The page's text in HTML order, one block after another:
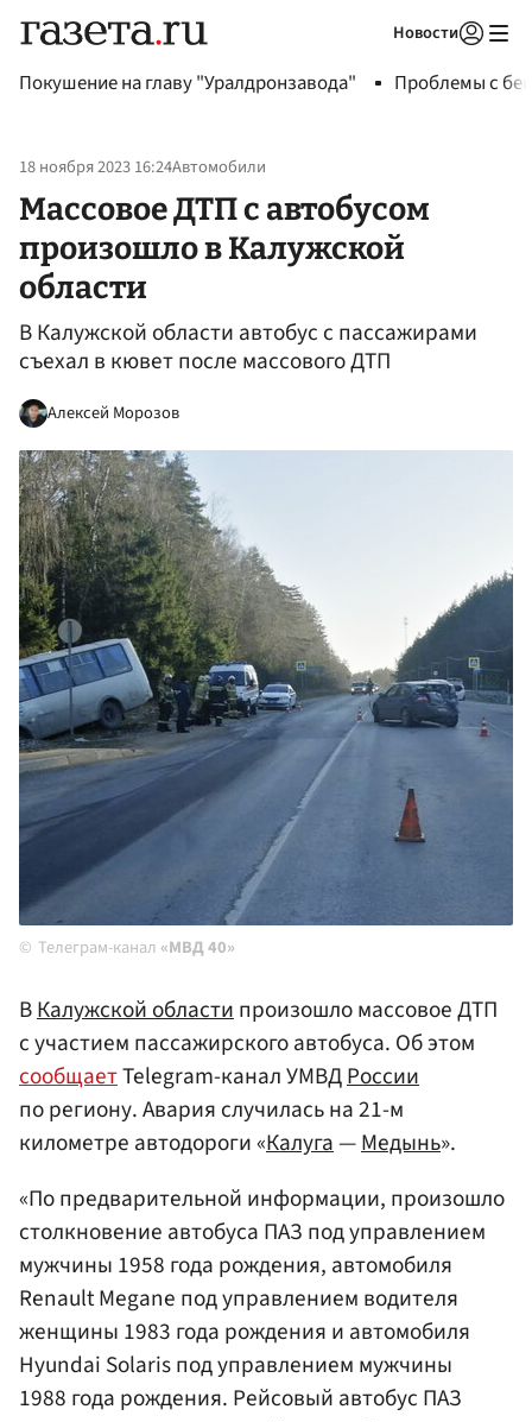
Новости
Покушение на главу "Уралдронзавода" Проблемы с
18 ноября 2023 16:24Автомобили
Массовое ДТП с автобусом
произошло в Калужской
области
В Калужской области автобус с пассажирами
съехал в кювет после массового ДТП
Алексей Морозов
Телеграм-канал «МВД 40»
ВКалужской областипроизошло массовое ДТП
с участием пассажирского автобуса. Об этом
сообщаетTelegram-канал УМВДРоссии
по региону. Авария случилась на 21-м
километре автодороги «Калуга—Медынь».
«По предварительной информации, произошло
столкновение автобуса ПАЗ под управлением
мужчины 1958 года рождения, автомобиля
Renault Megane под управлением водителя
женщины 1983 года рождения и автомобиля
Hyundai Solaris под управлением мужчины
1988 года рождения. Рейсовый автобус ПАЗ